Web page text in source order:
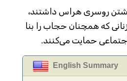
روسری هراس داشتند،
که همچنان حجاب را بنا
حمایت می‌کنند.
English Summary